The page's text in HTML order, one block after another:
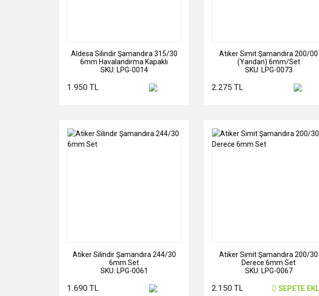
Aldesa Silindir Şamandıra 315/30
6mm Havalandırma Kapaklı
SKU: LPG-0014
1.950 TL
Atiker Simit Şamandıra 200/00
(Yandan) 6mm/Set
SKU: LPG-0073
2.275 TL
Atiker Silindir Şamandıra 244/30
6mm Set
SKU: LPG-0061
1.690 TL
Atiker Simit Şamandıra 200/30
Derece 6mm Set
SKU: LPG-0067
2.150 TL SEPETE